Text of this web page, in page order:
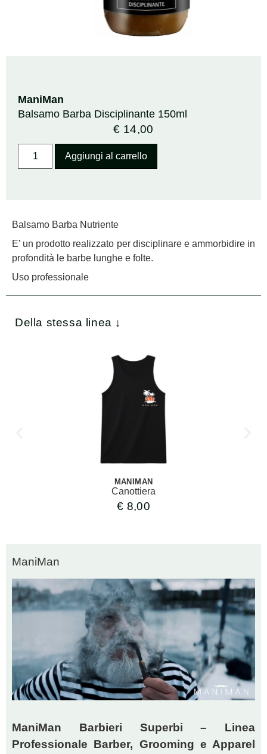
ManiMan
Balsamo Barba Disciplinante 150ml
€ 14,00
Aggiungi al carrello
Balsamo Barba Nutriente
E’ un prodotto realizzato per disciplinare e ammorbidire in
profondità le barbe lunghe e folte.
Uso professionale
Della stessa linea ↓
MANIMAN
Canottiera
€ 8,00
ManiMan
ManiMan Barbieri Superbi – Linea
Professionale Barber, Grooming e Apparel